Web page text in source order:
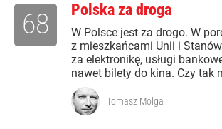
Polska za droga
W Polsce jest za drogo. W
z mieszkańcami Unii i
za elektronikę, usługi
nawet bilety do kina. Czy tak
68
Tomasz Molga